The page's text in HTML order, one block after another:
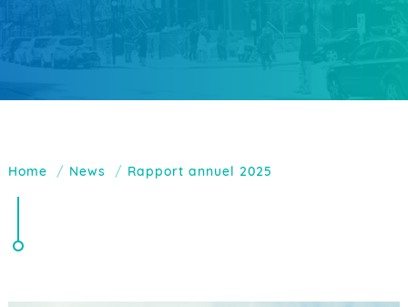
Home News Rapport annuel 2025